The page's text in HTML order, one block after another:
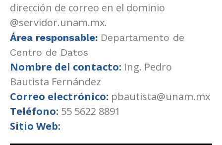
dirección de correo en el dominio
@servidor.unam.mx.
Área responsable: Departamento de
Centro de Datos
Nombre del contacto: Ing. Pedro
Bautista Fernández
Correo electrónico: pbautista@unam.mx
Teléfono: 55 5622 8891
Sitio Web: